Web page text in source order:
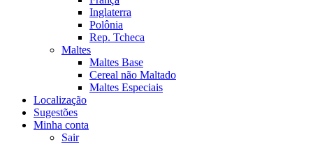
Inglaterra
Polônia
Rep. Tcheca
Maltes
Maltes Base
Cereal não Maltado
Maltes Especiais
Localização
Sugestões
Minha conta
Sair